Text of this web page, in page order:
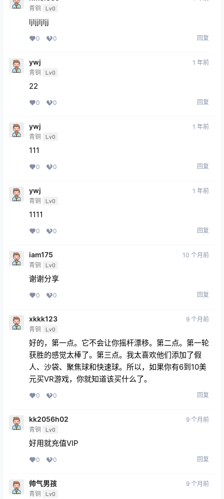
青铜 Lv0
ljljjljljj
0 0 回复
ywj
青铜 Lv0
1 年前
22
0 0 回复
ywj
青铜 Lv0
1 年前
111
0 0 回复
ywj
青铜 Lv0
1 年前
1111
0 0 回复
iam175
青铜 Lv0
10 个月前
谢谢分享
0 0 回复
xkkk123
青铜 Lv0
9 个月前
好的，第一点。它不会让你摇杆漂移。第二点。第一轮
获胜的感觉太棒了。第三点。我太喜欢他们添加了假
人、沙袋、聚焦球和快速球。所以，如果你有6到10美
元买VR游戏，你就知道该买什么了。
0 0 回复
kk2056h02
青铜 Lv0
9 个月前
好用就充值VIP
0 0 回复
帅气男孩
青铜 Lv0
9 个月前